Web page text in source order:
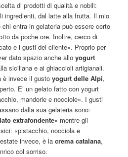
di prodotti di qualità e nobili:
ingredienti, dal latte alla frutta. Il mio
entra in gelateria può essere certo
da poche ore. Inoltre, cerco di
e i gusti del cliente». Proprio per
dato spazio anche alloyogurt
siciliana e ai ghiaccioli artigianali.
è invece il gustoyogurt delle Alpi,
E’ un gelato fatto con yogurt
mandorle e nocciole». I gusti
dalla sua gelateria sono:
extrafondente» mentre gli
«pistacchio, nocciola e
invece, è lacrema catalana,
col sorriso.